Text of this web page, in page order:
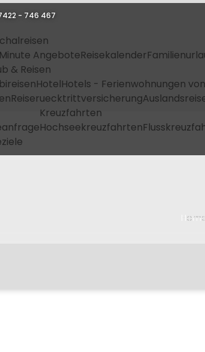
- 746 467
AngeboteReisekalender
& Reisen
HotelHotels - Ferienwohnungen
Reiseruecktrittversicherung
Kreuzfahrten
Hochseekreuzfahrten